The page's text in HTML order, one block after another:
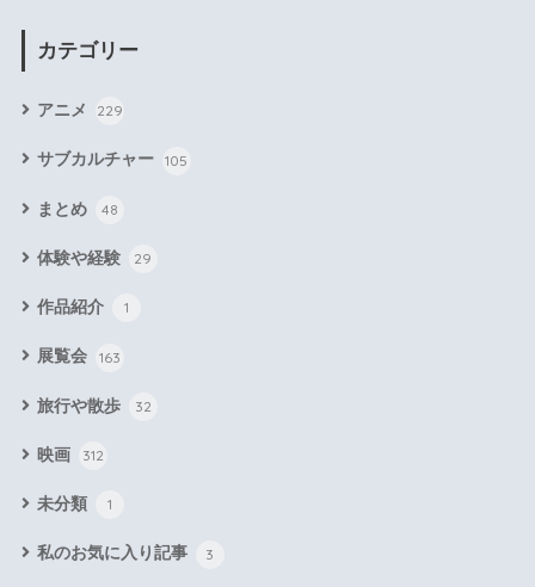
カテゴリー
アニメ 229
サブカルチャー 105
まとめ 48
体験や経験 29
作品紹介 1
展覧会 163
旅行や散歩 32
映画 312
未分類 1
私のお気に入り記事 3